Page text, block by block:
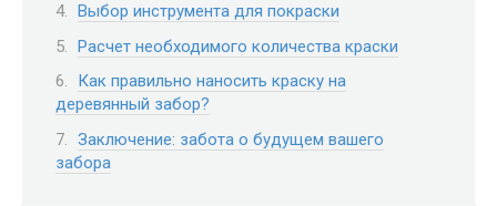
Выбор инструмента для покраски
Расчет необходимого количества краски
Как правильно наносить краску на
деревянный забор?
Заключение: забота о будущем вашего
забора